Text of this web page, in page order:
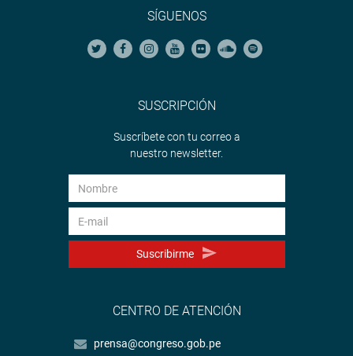
SÍGUENOS
SUSCRIPCIÓN
Suscríbete con tu correo a
nuestro newsletter.
Suscribirme
CENTRO DE ATENCIÓN
prensa@congreso.gob.pe